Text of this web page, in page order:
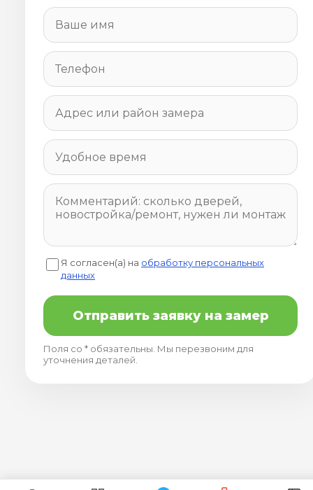
Я согласен(а) на обработку персональных
данных
Отправить заявку на замер
Поля со * обязательны. Мы перезвоним для
уточнения деталей.